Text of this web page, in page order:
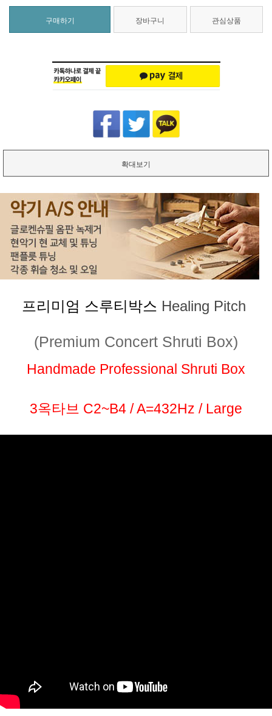
구매하기 장바구니 관심상품
확대보기
프리미엄 스루티박스 Healing Pitch
(Premium Concert Shruti Box)
Handmade Professional Shruti Box
3옥타브 C2~B4 / A=432Hz / Large